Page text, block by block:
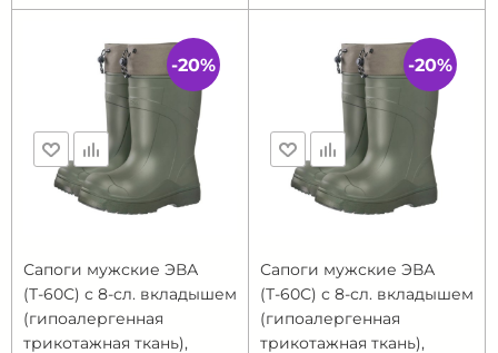
Сапоги мужские ЭВА
(Т-60С) с 8-сл. вкладышем
(гипоалергенная
трикотажная ткань),
-20%
Сапоги мужские ЭВА
(Т-60С) с 8-сл. вкладышем
(гипоалергенная
трикотажная ткань),
-20%